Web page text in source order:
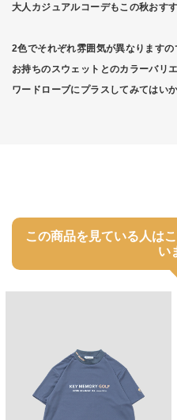
大人カジュアルコーデもこの秋おすす
2色でそれぞれ雰囲気が異なりますの
お持ちのスウェットとのカラーバリ
ワードローブにプラスしてみてはい
この商品を見ている人は
い